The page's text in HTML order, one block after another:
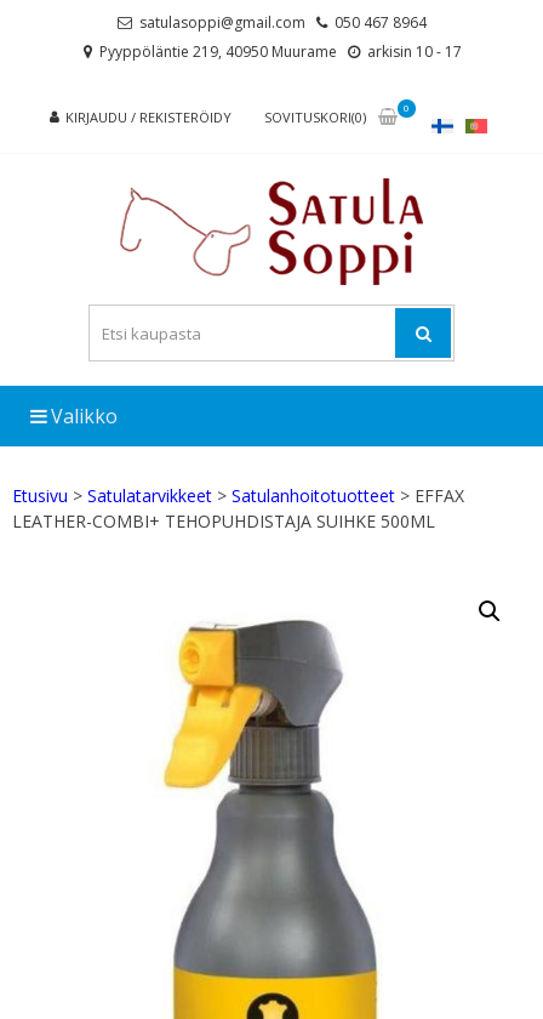
satulasoppi@gmail.com
050 467 8964
Pyyppöläntie 219, 40950 Muurame
arkisin 10 - 17
KIRJAUDU / REKISTERÖIDY SOVITUSKORI(0)
0
Valikko
Etusivu > Satulatarvikkeet > Satulanhoitotuotteet > EFFAX
LEATHER-COMBI+ TEHOPUHDISTAJA SUIHKE 500ML